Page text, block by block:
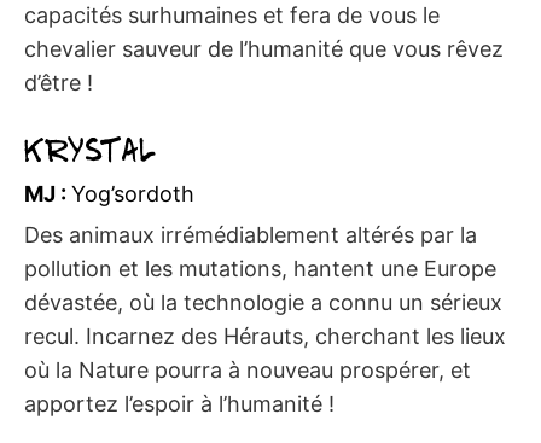
capacités surhumaines et fera de vous le
chevalier sauveur de l’humanité que vous rêvez
d’être !
Krystal
MJ :Yog’sordoth
Des animaux irrémédiablement altérés par la
pollution et les mutations, hantent une Europe
dévastée, où la technologie a connu un sérieux
recul. Incarnez des Hérauts, cherchant les lieux
où la Nature pourra à nouveau prospérer, et
apportez l’espoir à l’humanité !